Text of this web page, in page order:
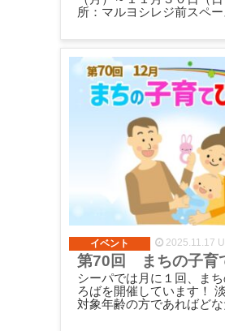
所：マルヨシレジ前スペ
イベント 2025.11.17
第70回 まちの子育
シーパでは月に１回、ま
ろばを開催しています！
対象年齢の方であればど